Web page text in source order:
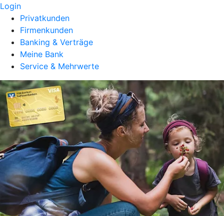
Login
Privatkunden
Firmenkunden
Banking & Verträge
Meine Bank
Service & Mehrwerte